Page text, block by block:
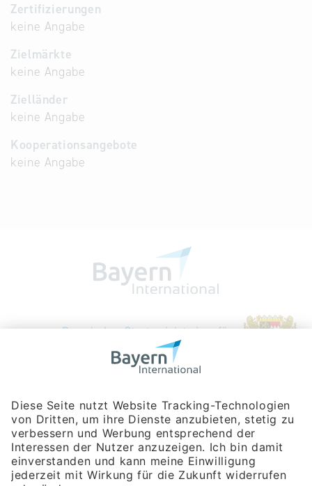
Zertifizierungen
keine Angabe
Zielmärkte
keine Angabe
Zielländer
keine Angabe
Kooperationsangebote
keine Angabe
Bayerische Gesellschaft für Internationale
Rosenheimer Str. 143C
81671 München
Tel:+49 180 5949260
(Festnetz 14 ct/min, Mobil max. 42 ct/min)